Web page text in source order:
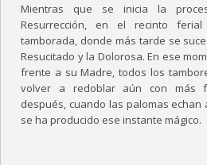
Mientras que se inicia la
Resurrección, en el recinto
tamborada, donde más tarde se
Resucitado y la Dolorosa. En ese
frente a su Madre, todos los
volver a redoblar aún con más
después, cuando las palomas
se ha producido ese instante mágico.